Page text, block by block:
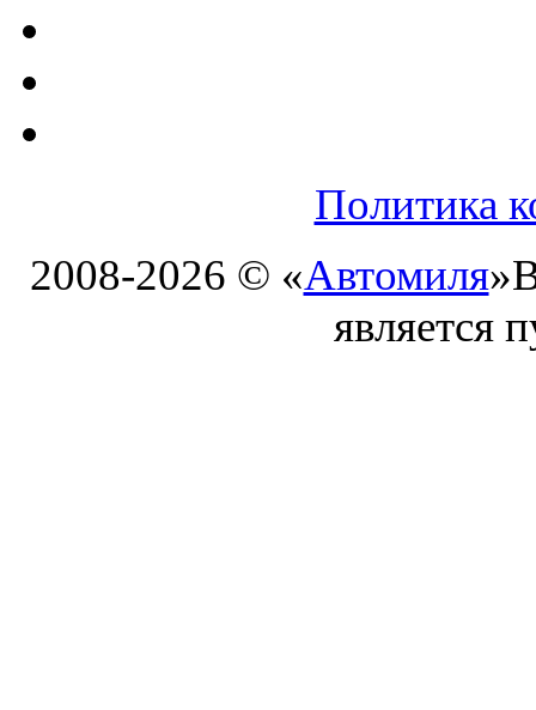
Политика
2008-2026 © «Автомиля»
является